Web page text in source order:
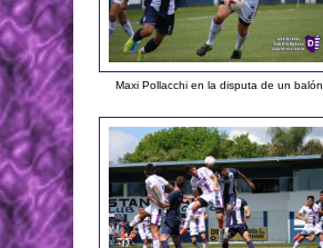
Maxi Pollacchi en la disputa de un balón